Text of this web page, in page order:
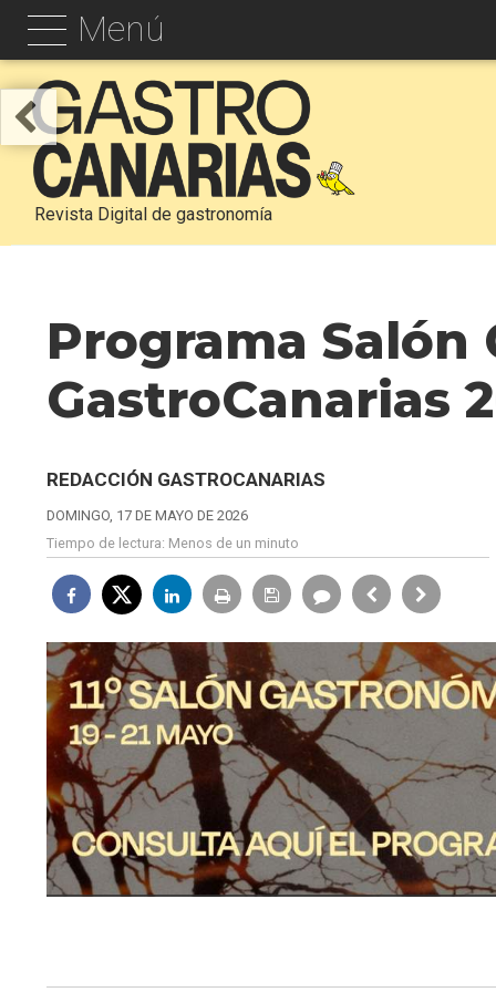
Menú
Revista Digital de gastronomía
Programa Salón
GastroCanarias
REDACCIÓN GASTROCANARIAS
DOMINGO, 17 DE MAYO DE 2026
Tiempo de lectura: Menos de un minuto